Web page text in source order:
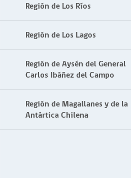
Región de Los Ríos
Región de Los Lagos
Región de Aysén del General
Carlos Ibáñez del Campo
Región de Magallanes y de la
Antártica Chilena